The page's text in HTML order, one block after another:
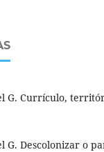
G. Currículo,
G. Descolonizar o